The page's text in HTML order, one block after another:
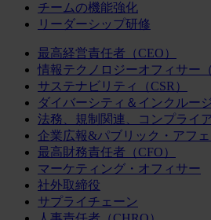
チームの機能強化
リーダーシップ研修
最高経営責任者（CEO）
情報テクノロジーオフィサー（
サステナビリティ（CSR）
ダイバーシティ＆インクルー
法務、規制関連、コンプライ
企業広報&パブリック・アフ
最高財務責任者（CFO）
マーケティング・オフィサー
社外取締役
サプライチェーン